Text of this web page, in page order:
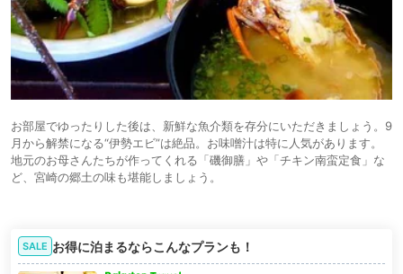
お部屋でゆったりした後は、新鮮な魚介類を存分にいただきましょう。9
月から解禁になる“伊勢エビ”は絶品。お味噌汁は特に人気があります。
地元のお母さんたちが作ってくれる「磯御膳」や「チキン南蛮定食」な
ど、宮崎の郷土の味も堪能しましょう。
SALE お得に泊まるならこんなプランも！